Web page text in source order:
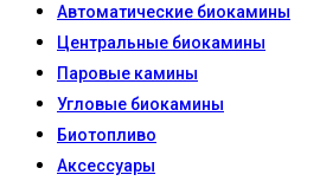
Автоматические биокамины
Центральные биокамины
Паровые камины
Угловые биокамины
Биотопливо
Аксессуары